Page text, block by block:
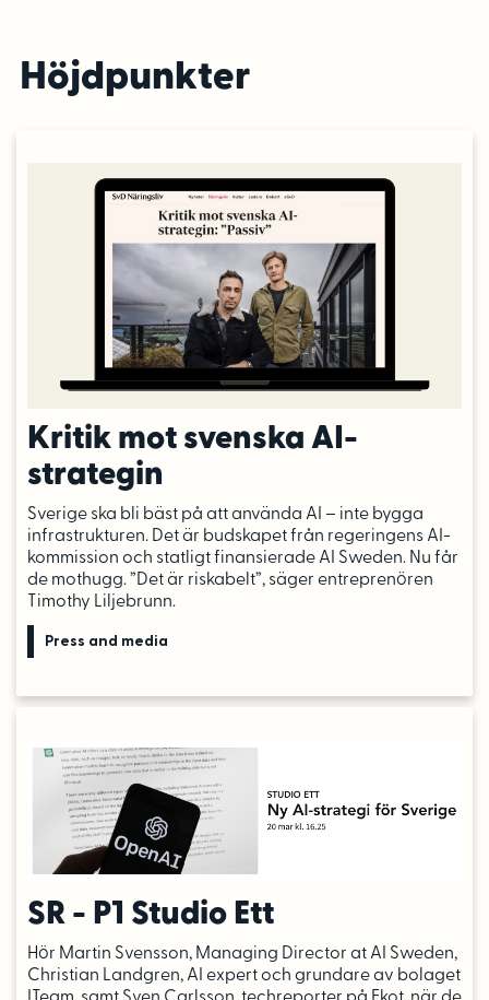
Höjdpunkter
Kritik mot svenska AI-
strategin
Sverige ska bli bäst på att använda AI – inte bygga
infrastrukturen. Det är budskapet från regeringens AI-
kommission och statligt finansierade AI Sweden. Nu får
de mothugg. ”Det är riskabelt”, säger entreprenören
Timothy Liljebrunn.
Press and media
SR - P1 Studio Ett
Hör Martin Svensson, Managing Director at AI Sweden,
Christian Landgren, AI expert och grundare av bolaget